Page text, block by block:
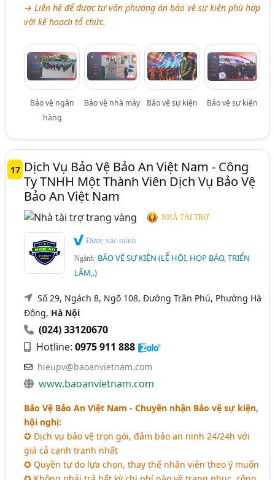
→ Liên hệ để được tư vấn phương án bảo vệ sự kiện phù hợp
với kế hoạch tổ chức.
Bảo vệ ngân
hàng
Bảo vệ nhà máy Bảo vệ sự kiện Bảo vệ sự kiện
17 Dịch Vụ Bảo Vệ Bảo An Việt Nam - Công
Ty TNHH Một Thành Viên Dịch Vụ Bảo Vệ
Bảo An Việt Nam
NHÀ TÀI TRỢ
Được xác minh
Ngành: BẢO VỆ SỰ KIỆN (LỄ HỘI, HỌP BÁO, TRIỂN
LÃM,.)
Số 29, Ngách 8, Ngõ 108, Đường Trần Phú, Phường Hà
Đông, Hà Nội
(024) 33120670
Hotline:0975 911 888
hieupv@baoanvietnam.com
www.baoanvietnam.com
Bảo Vệ Bảo An Việt Nam - Chuyên nhận Bảo vệ sự kiện,
hội nghị:
✪ Dịch vụ bảo vệ trọn gói, đảm bảo an ninh 24/24h với
giá cả cạnh tranh nhất
✪ Quyền tự do lựa chọn, thay thế nhân viên theo ý muốn